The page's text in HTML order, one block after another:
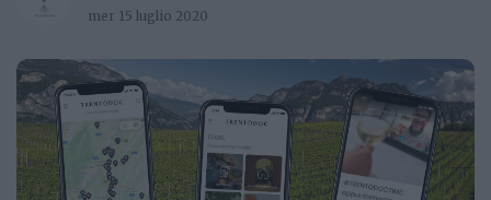
mer 15 luglio 2020